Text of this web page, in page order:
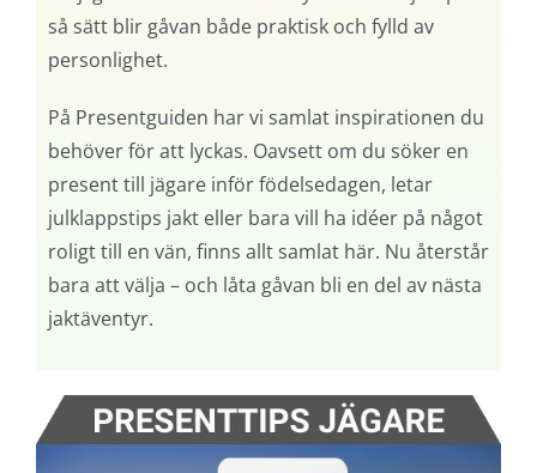
så sätt blir gåvan både praktisk och fylld av
personlighet.
På Presentguiden har vi samlat inspirationen du
behöver för att lyckas. Oavsett om du söker en
present till jägare inför födelsedagen, letar
julklappstips jakt eller bara vill ha idéer på något
roligt till en vän, finns allt samlat här. Nu återstår
bara att välja – och låta gåvan bli en del av nästa
jaktäventyr.